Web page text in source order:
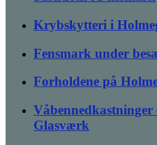
Krybskytteri i
Fensmark under
Forholdene på
Glasværk